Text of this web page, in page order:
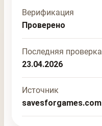
Верификация
Проверено
Последняя проверка
23.04.2026
Источник
savesforgames.com